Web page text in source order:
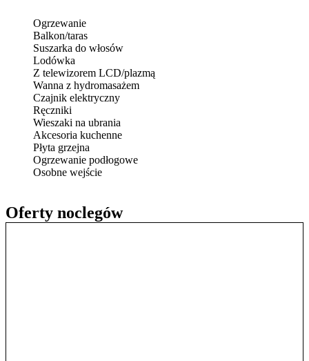
Oferty noclegów
Ogrzewanie
Balkon/taras
Suszarka do włosów
Lodówka
Z telewizorem LCD/plazmą
Wanna z hydromasażem
Czajnik elektryczny
Ręczniki
Wieszaki na ubrania
Akcesoria kuchenne
Płyta grzejna
Ogrzewanie podłogowe
Osobne wejście